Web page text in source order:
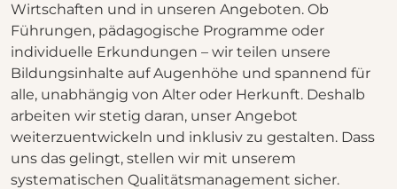
Wirtschaften und in unseren Angeboten. Ob
Führungen, pädagogische Programme oder
individuelle Erkundungen – wir teilen unsere
Bildungsinhalte auf Augenhöhe und spannend für
alle, unabhängig von Alter oder Herkunft. Deshalb
arbeiten wir stetig daran, unser Angebot
weiterzuentwickeln und inklusiv zu gestalten. Dass
uns das gelingt, stellen wir mit unserem
systematischen Qualitätsmanagement sicher.